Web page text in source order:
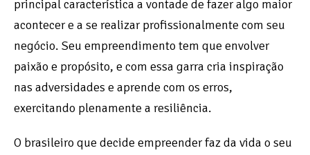
principal característica a vontade de fazer algo maior
acontecer e a se realizar profissionalmente com seu
negócio. Seu empreendimento tem que envolver
paixão e propósito, e com essa garra cria inspiração
nas adversidades e aprende com os erros,
exercitando plenamente a resiliência.
O brasileiro que decide empreender faz da vida o seu